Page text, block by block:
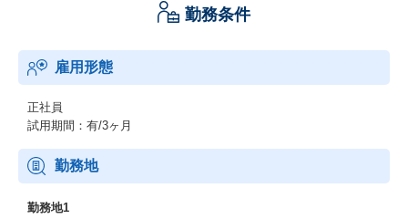
勤務条件
雇用形態
正社員
試用期間：有/3ヶ月
勤務地
勤務地1